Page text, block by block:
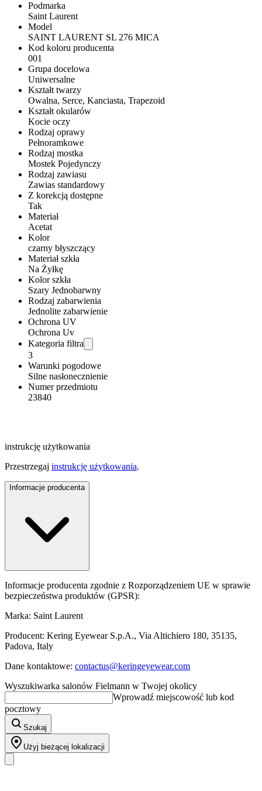
Podmarka
Saint Laurent
Model
SAINT LAURENT SL 276 MICA
Kod koloru producenta
001
Grupa docelowa
Uniwersalne
Kształt twarzy
Owalna, Serce, Kanciasta, Trapezoid
Kształt okularów
Kocie oczy
Rodzaj oprawy
Pełnoramkowe
Rodzaj mostka
Mostek Pojedynczy
Rodzaj zawiasu
Zawias standardowy
Z korekcją dostępne
Tak
Materiał
Acetat
Kolor
czarny błyszczący
Materiał szkła
Na Żyłkę
Kolor szkła
Szary Jednobarwny
Rodzaj zabarwienia
Jednolite zabarwienie
Ochrona UV
Ochrona Uv
Kategoria filtra
3
Warunki pogodowe
Silne nasłonecznienie
Numer przedmiotu
23840
instrukcję użytkowania
Przestrzegaj instrukcję użytkowania.
Informacje producenta
Informacje producenta zgodnie z Rozporządzeniem UE w sprawie
bezpieczeństwa produktów (GPSR):
Marka: Saint Laurent
Producent: Kering Eyewear S.p.A., Via Altichiero 180, 35135,
Padova, Italy
Dane kontaktowe: contactus@keringeyewear.com
Wyszukiwarka salonów Fielmann w Twojej okolicy
Wprowadź miejscowość lub kod
pocztowy
Szukaj
Użyj bieżącej lokalizacji